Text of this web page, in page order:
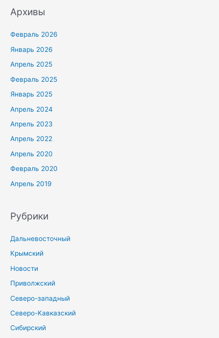
Архивы
Февраль 2026
Январь 2026
Апрель 2025
Февраль 2025
Январь 2025
Апрель 2024
Апрель 2023
Апрель 2022
Апрель 2020
Февраль 2020
Апрель 2019
Рубрики
Дальневосточный
Крымский
Новости
Приволжский
Северо-западный
Северо-Кавказский
Сибирский